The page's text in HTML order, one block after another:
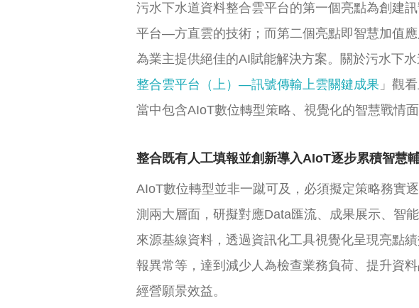
污水下水道資料整合雲平台的第一個亮點為創建
平台—方直雲的技術；而第二個亮點即智慧加值
為業主提供絕佳的AI賦能解決方案。關於污水下
整合雲平台（上）—訊號傳輸上雲關鍵成果 」觀
當中包含AIoT數位轉型策略、視覺化的智慧戰情
整合既有人工填報並創新導入AIoT逐步累積智慧
AIoT數位轉型並非一蹴可及，必須擬定策略務實
測兩大層面，研擬對應Data匯流、成果展示、智
來源基線資料，透過資訊化工具視覺化呈現亮點
報異常等，達到減少人為檢查業務負荷、提升資
經營願景效益。